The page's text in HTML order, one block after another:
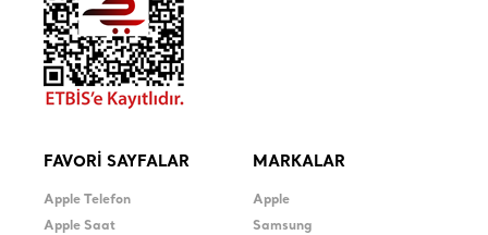
FAVORİ SAYFALAR
Apple Telefon
Apple Saat
MARKALAR
Apple
Samsung